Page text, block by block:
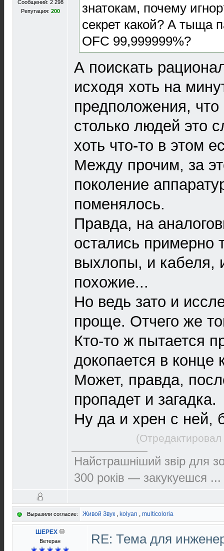
Сообщений: 2 298
Репутация: 200
знатокам, почему
секрет какой? А тыща
OFC 99,999999%?
А поискать
исходя хоть на
предположения, что
столько людей это
хоть что-то в этом
Между прочим, за
поколение
поменялось.
Правда, на
остались примерно
выхлопы, и кабеля,
похожие...
Но ведь зато и
проще. Отчего же
Кто-то ж пытается
докопается в конце
Может, правда,
пропадет и загадка.
Ну да и хрен с ней,
Найстрашнiший звiр для
300 рокiв — закукуешся ...
Выразили согласие: Живой Звук , kolyan , multicoloria
ШЕРЕХ
Ветеран
RE: Тема для